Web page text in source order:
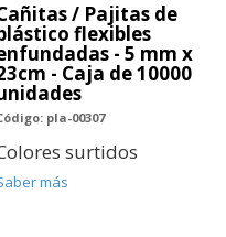
/ Pajitas de
flexibles
- 5 mm x
- Caja de 10000
pla-00307
surtidos
más